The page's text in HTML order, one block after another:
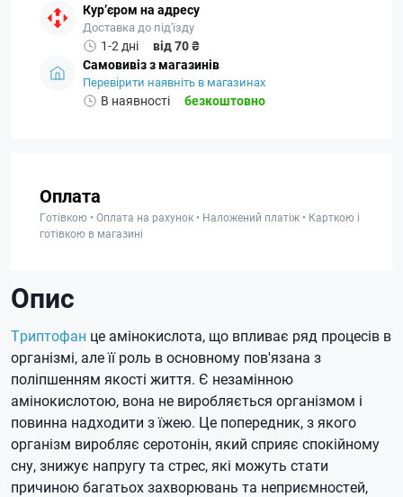
Кур’єром на адресу
Доставка до під'їзду
1-2 дні
від 70 ₴
Самовивіз з магазинів
Перевірити наявніть в магазинах
В наявності безкоштовно
Оплата
Готівкою • Оплата на рахунок • Наложений платіж • Карткою і
готівкою в магазині
Опис
Триптофан це амінокислота, що впливає ряд процесів в
організмі, але її роль в основному пов'язана з
поліпшенням якості життя. Є незамінною
амінокислотою, вона не виробляється організмом і
повинна надходити з їжею. Це попередник, з якого
організм виробляє серотонін, який сприяє спокійному
сну, знижує напругу та стрес, які можуть стати
причиною багатьох захворювань та неприємностей,